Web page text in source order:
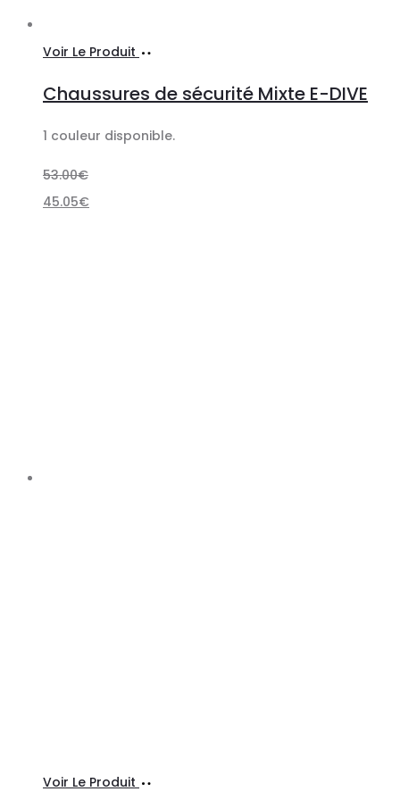
Voir Le Produit
options
a
plusieurs
Chaussures de sécurité Mixte E-DIVE
1 couleur disponible.
53.00€
45.05€
Voir Le Produit